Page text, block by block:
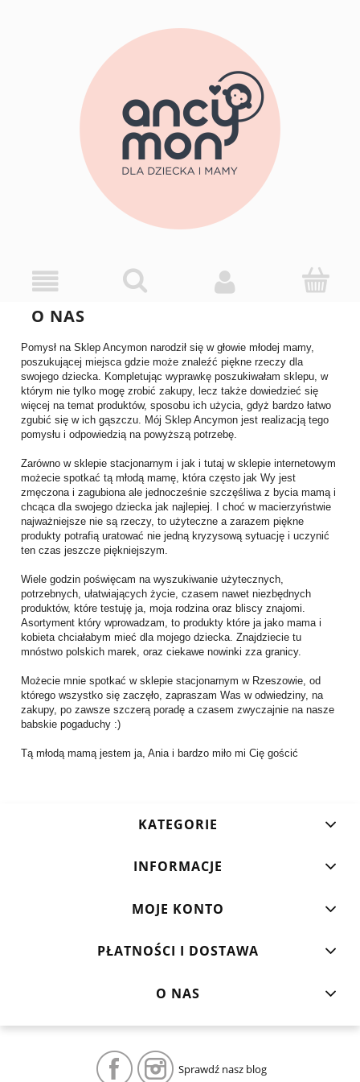
O NAS
Pomysł na Sklep Ancymon narodził się w głowie młodej mamy,
poszukującej miejsca gdzie może znaleźć piękne rzeczy dla
swojego dziecka. Kompletując wyprawkę poszukiwałam sklepu, w
którym nie tylko mogę zrobić zakupy, lecz także dowiedzieć się
więcej na temat produktów, sposobu ich użycia, gdyż bardzo łatwo
zgubić się w ich gąszczu. Mój Sklep Ancymon jest realizacją tego
pomysłu i odpowiedzią na powyższą potrzebę.
Zarówno w sklepie stacjonarnym i jak i tutaj w sklepie internetowym
możecie spotkać tą młodą mamę, która często jak Wy jest
zmęczona i zagubiona ale jednocześnie szczęśliwa z bycia mamą i
chcąca dla swojego dziecka jak najlepiej. I choć w macierzyństwie
najważniejsze nie są rzeczy, to użyteczne a zarazem piękne
produkty potrafią uratować nie jedną kryzysową sytuację i uczynić
ten czas jeszcze piękniejszym.
Wiele godzin poświęcam na wyszukiwanie użytecznych,
potrzebnych, ułatwiających życie, czasem nawet niezbędnych
produktów, które testuję ja, moja rodzina oraz bliscy znajomi.
Asortyment który wprowadzam, to produkty które ja jako mama i
kobieta chciałabym mieć dla mojego dziecka. Znajdziecie tu
mnóstwo polskich marek, oraz ciekawe nowinki zza granicy.
Możecie mnie spotkać w sklepie stacjonarnym w Rzeszowie, od
którego wszystko się zaczęło, zapraszam Was w odwiedziny, na
zakupy, po zawsze szczerą poradę a czasem zwyczajnie na nasze
babskie pogaduchy :)
Tą młodą mamą jestem ja, Ania i bardzo miło mi Cię gościć
KATEGORIE
INFORMACJE
MOJE KONTO
PŁATNOŚCI I DOSTAWA
O NAS
Sprawdź nasz blog